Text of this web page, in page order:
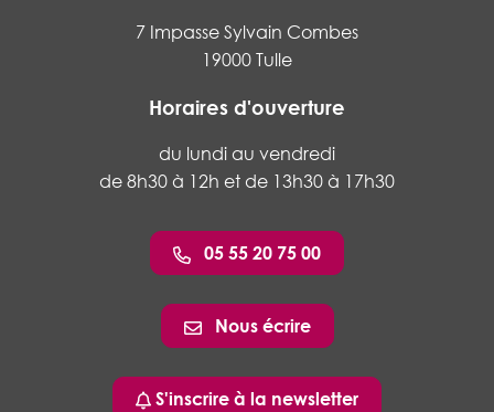
7 Impasse Sylvain Combes
19000 Tulle
Horaires d'ouverture
du lundi au vendredi
de 8h30 à 12h et de 13h30 à 17h30
05 55 20 75 00
Nous écrire
S'inscrire à la newsletter